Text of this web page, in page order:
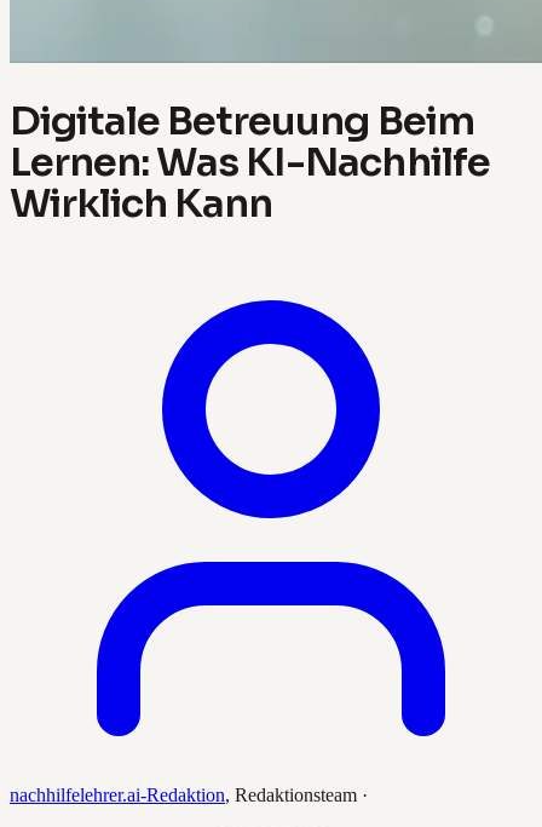
Digitale Betreuung Beim
Lernen: Was KI-Nachhilfe
Wirklich Kann
nachhilfelehrer.ai-Redaktion, Redaktionsteam ·